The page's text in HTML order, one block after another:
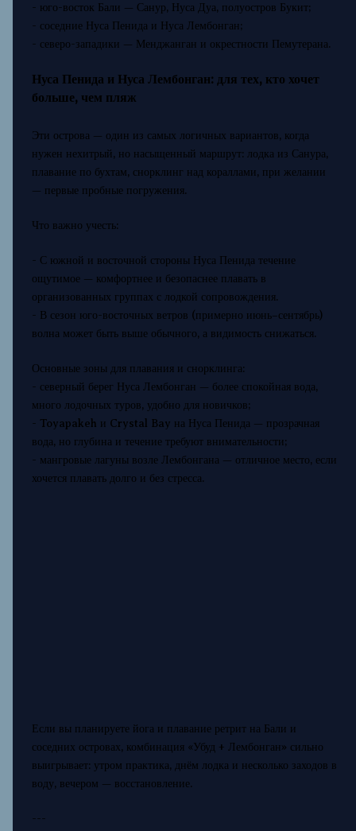
- юго-восток Бали — Санур, Нуса Дуа, полуостров Букит;
- соседние Нуса Пенида и Нуса Лембонган;
- северо-западики — Менджанган и окрестности Пемутерана.
Нуса Пенида и Нуса Лембонган: для тех, кто хочет
больше, чем пляж
Эти острова — один из самых логичных вариантов, когда
нужен нехитрый, но насыщенный маршрут: лодка из Санура,
плавание по бухтам, снорклинг над кораллами, при желании
— первые пробные погружения.
Что важно учесть:
- С южной и восточной стороны Нуса Пенида течение
ощутимое — комфортнее и безопаснее плавать в
организованных группах с лодкой сопровождения.
- В сезон юго-восточных ветров (примерно июнь–сентябрь)
волна может быть выше обычного, а видимость снижаться.
Основные зоны для плавания и снорклинга:
- северный берег Нуса Лембонган — более спокойная вода,
много лодочных туров, удобно для новичков;
- Toyapakeh и Crystal Bay на Нуса Пенида — прозрачная
вода, но глубина и течение требуют внимательности;
- мангровые лагуны возле Лембонгана — отличное место, если
хочется плавать долго и без стресса.
Если вы планируете йога и плавание ретрит на Бали и
соседних островах, комбинация «Убуд + Лембонган» сильно
выигрывает: утром практика, днём лодка и несколько заходов в
воду, вечером — восстановление.
---